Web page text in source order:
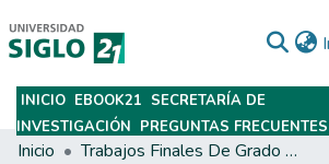
Subir
INICIO EBOOK21 SECRETARÍA DE
INVESTIGACIÓN PREGUNTAS FRECUENTES
Inicio
Trabajos Finales De Grado Y Posgrado